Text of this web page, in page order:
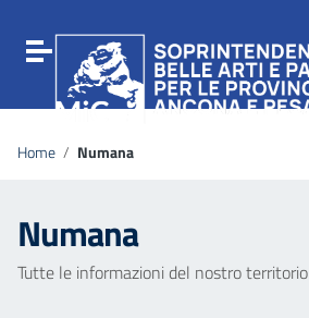
Vai al menu di navigazione
Vai al footer
Attiva / disattiva la navigazione
Home / Numana
Numana
Tutte le informazioni del nostro territorio